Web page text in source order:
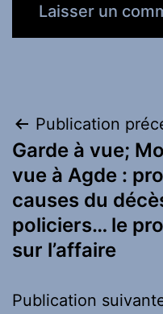
Navigation
de
l’article
Publication
Garde à vue;
vue à Agde :
causes du
policiers… le
sur l’affaire
Publication